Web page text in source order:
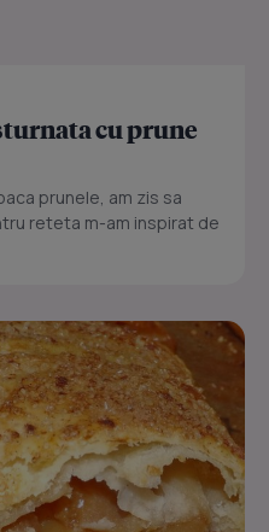
cu prune
prunele, am zis sa
reteta m-am inspirat de